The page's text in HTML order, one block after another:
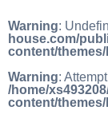
Warning:
house.com/
content/
Warning:
/home/
content/